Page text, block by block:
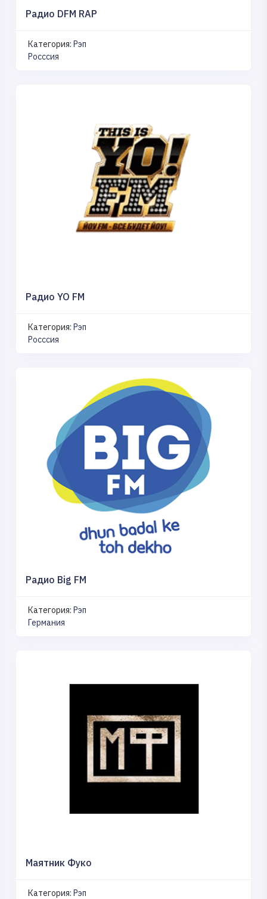
Радио DFM RAP
Категория: Рэп
Росссия
Радио YO FM
Категория: Рэп
Росссия
Радио Big FM
Категория: Рэп
Германия
Маятник Фуко
Категория: Рэп